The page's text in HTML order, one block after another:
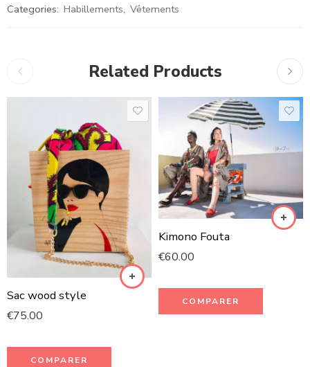
Categories: Habillements, Vêtements
Related Products
Sac wood style
€75.00
COMPARER
Kimono Fouta
€60.00
COMPARER